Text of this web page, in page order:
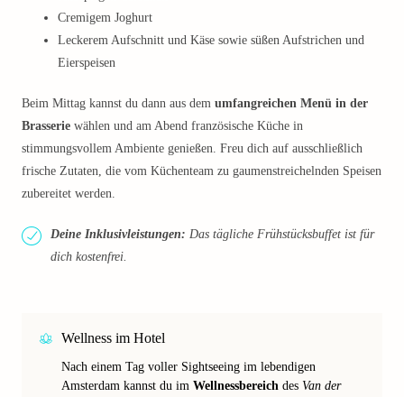
Cremigem Joghurt
Leckerem Aufschnitt und Käse sowie süßen Aufstrichen und
Eierspeisen
Beim Mittag kannst du dann aus dem umfangreichen Menü in der
Brasserie wählen und am Abend französische Küche in
stimmungsvollem Ambiente genießen. Freu dich auf ausschließlich
frische Zutaten, die vom Küchenteam zu gaumenstreichelnden Speisen
zubereitet werden.
Deine Inklusivleistungen: Das tägliche Frühstücksbuffet ist für
dich kostenfrei.
Wellness im Hotel
Nach einem Tag voller Sightseeing im lebendigen
Amsterdam kannst du im Wellnessbereich des Van der